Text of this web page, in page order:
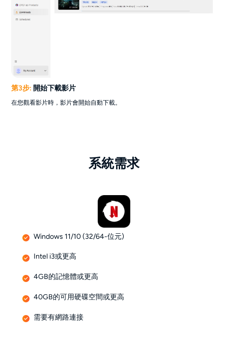
第3步: 開始下載影片
在您觀看影片時，影片會開始自動下載。
系統需求
Windows 11/10 (32/64-位元)
Intel i3或更高
4GB的記憶體或更高
40GB的可用硬碟空間或更高
需要有網路連接